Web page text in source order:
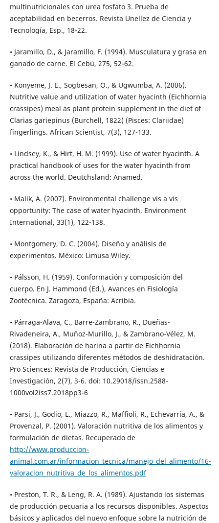
multinutricionales con urea fosfato 3. Prueba de
aceptabilidad en becerros. Revista Unellez de Ciencia y
Tecnología, Esp., 18-22.
• Jaramillo, D., & Jaramillo, F. (1994). Musculatura y grasa en
ganado de carne. El Cebú, 275, 52-62.
• Konyeme, J. E., Sogbesan, O., & Ugwumba, A. (2006).
Nutritive value and utilization of water hyacinth (Eichhornia
crassipes) meal as plant protein supplement in the diet of
Clarias gariepinus (Burchell, 1822) (Pisces: Clariidae)
fingerlings. African Scientist, 7(3), 127-133.
• Lindsey, K., & Hirt, H. M. (1999). Use of water hyacinth. A
practical handbook of uses for the water hyacinth from
across the world. Deutchsland: Anamed.
• Malik, A. (2007). Environmental challenge vis a vis
opportunity: The case of water hyacinth. Environment
International, 33(1), 122-138.
• Montgomery, D. C. (2004). Diseño y análisis de
experimentos. México: Limusa Wiley.
• Pálsson, H. (1959). Conformación y composición del
cuerpo. En J. Hammond (Ed.), Avances en Fisiología
Zootécnica. Zaragoza, España: Acribia.
• Párraga-Alava, C., Barre-Zambrano, R., Dueñas-
Rivadeneira, A., Muñoz-Murillo, J., & Zambrano-Vélez, M.
(2018). Elaboración de harina a partir de Eichhornia
crassipes utilizando diferentes métodos de deshidratación.
Pro Sciences: Revista de Producción, Ciencias e
Investigación, 2(7), 3-6. doi: 10.29018/issn.2588-
1000vol2iss7.2018pp3-6
• Parsi, J., Godio, L., Miazzo, R., Maffioli, R., Echevarría, A., &
Provenzal, P. (2001). Valoración nutritiva de los alimentos y
formulación de dietas. Recuperado de
http://www.produccion-
animal.com.ar/informacion_tecnica/manejo_del_alimento/16-
valoracion_nutritiva_de_los_alimentos.pdf
• Preston, T. R., & Leng, R. A. (1989). Ajustando los sistemas
de producción pecuaria a los recursos disponibles. Aspectos
básicos y aplicados del nuevo enfoque sobre la nutrición de